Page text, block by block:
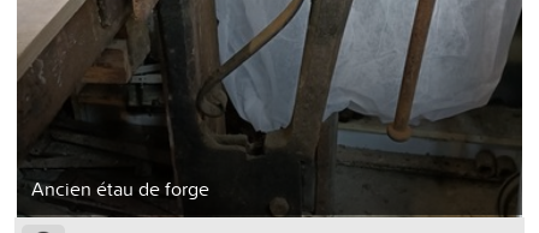
Ancien étau de forge